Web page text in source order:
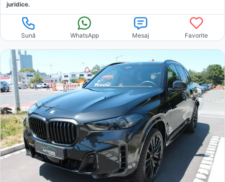
juridice.
Sună WhatsApp Mesaj Favorite